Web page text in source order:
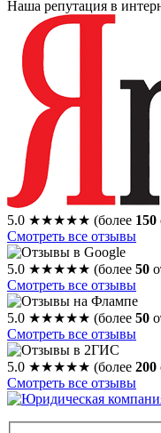
Наша репутация в
5.0 ★★★★★ (более 150
Смотреть все отзывы
5.0 ★★★★★ (более 50
Смотреть все отзывы
5.0 ★★★★★ (более 50
Смотреть все отзывы
5.0 ★★★★★ (более 200
Смотреть все отзывы